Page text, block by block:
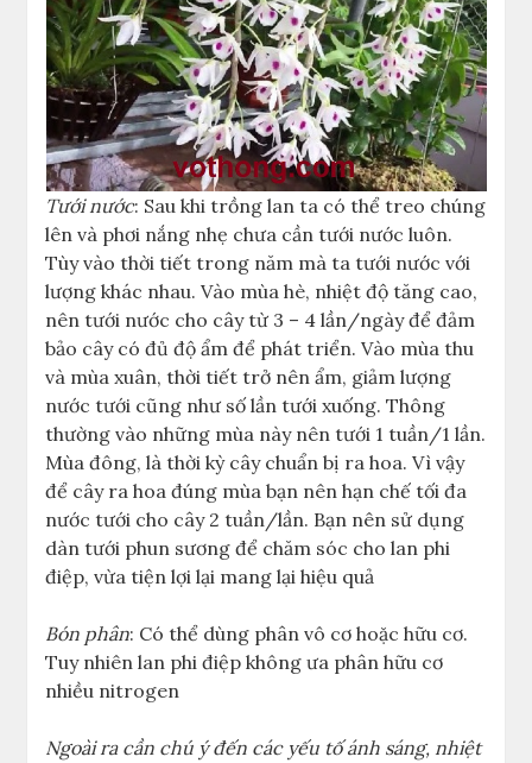
Tưới nước: Sau khi trồng lan ta có thể treo chúng
lên và phơi nắng nhẹ chưa cần tưới nước luôn.
Tùy vào thời tiết trong năm mà ta tưới nước với
lượng khác nhau. Vào mùa hè, nhiệt độ tăng cao,
nên tưới nước cho cây từ 3 – 4 lần/ngày để đảm
bảo cây có đủ độ ẩm để phát triển. Vào mùa thu
và mùa xuân, thời tiết trở nên ẩm, giảm lượng
nước tưới cũng như số lần tưới xuống. Thông
thường vào những mùa này nên tưới 1 tuần/1 lần.
Mùa đông, là thời kỳ cây chuẩn bị ra hoa. Vì vậy
để cây ra hoa đúng mùa bạn nên hạn chế tối đa
nước tưới cho cây 2 tuần/lần. Bạn nên sử dụng
dàn tưới phun sương để chăm sóc cho lan phi
điệp, vừa tiện lợi lại mang lại hiệu quả
Bón phân: Có thể dùng phân vô cơ hoặc hữu cơ.
Tuy nhiên lan phi điệp không ưa phân hữu cơ
nhiều nitrogen
Ngoài ra cần chú ý đến các yếu tố ánh sáng, nhiệt